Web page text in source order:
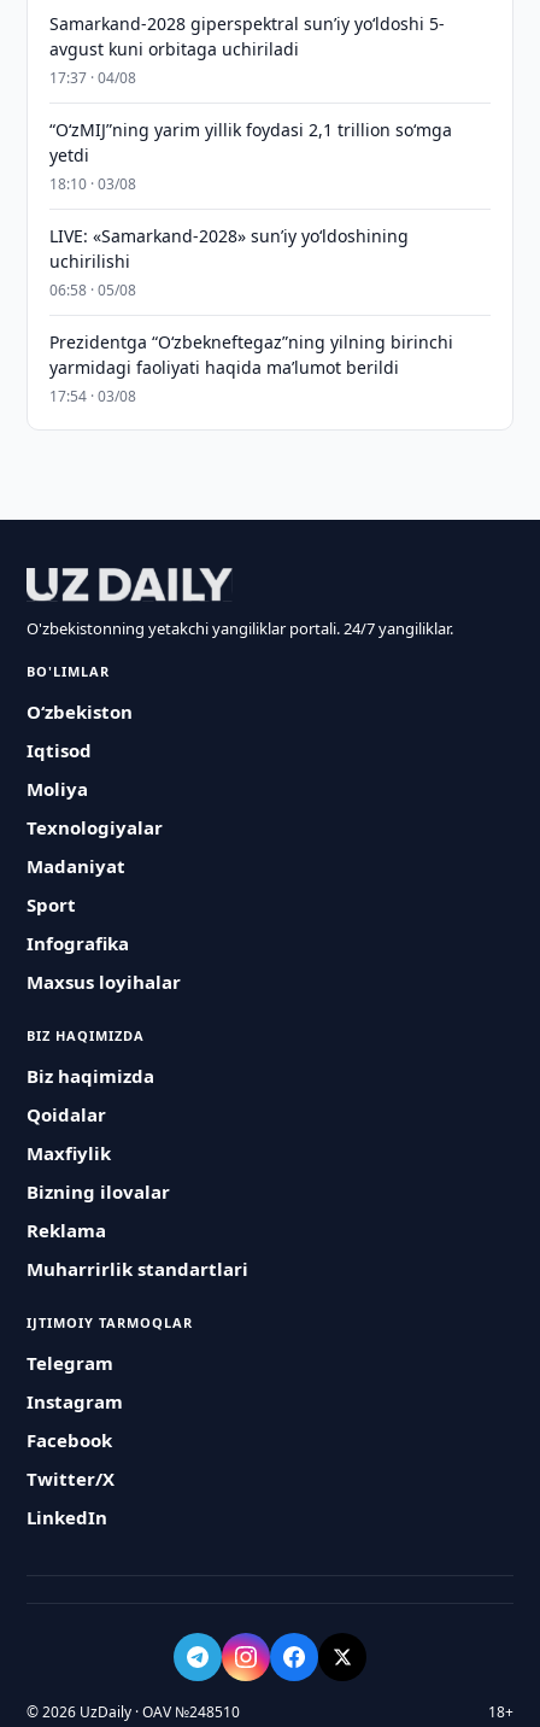
Samarkand-2028 giperspektral sun’iy yo‘ldoshi 5-
avgust kuni orbitaga uchiriladi
17:37 · 04/08
“O‘zMIJ”ning yarim yillik foydasi 2,1 trillion so‘mga
yetdi
18:10 · 03/08
LIVE: «Samarkand-2028» sun’iy yo‘ldoshining
uchirilishi
06:58 · 05/08
Prezidentga “Oʻzbekneftegaz”ning yilning birinchi
yarmidagi faoliyati haqida maʼlumot berildi
17:54 · 03/08
O'zbekistonning yetakchi yangiliklar portali. 24/7 yangiliklar.
BO'LIMLAR
O‘zbekiston
Iqtisod
Moliya
Texnologiyalar
Madaniyat
Sport
Infografika
Maxsus loyihalar
BIZ HAQIMIZDA
Biz haqimizda
Qoidalar
Maxfiylik
Bizning ilovalar
Reklama
Muharrirlik standartlari
IJTIMOIY TARMOQLAR
Telegram
Instagram
Facebook
Twitter/X
LinkedIn
© 2026 UzDaily · OAV №248510 18+